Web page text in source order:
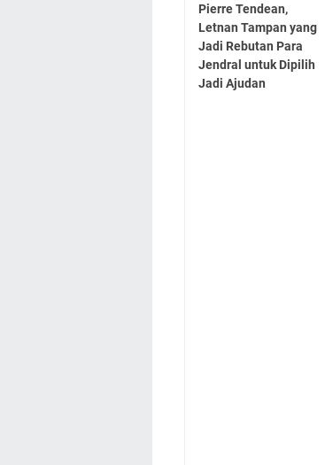
Pierre Tendean,
Letnan Tampan yang
Jadi Rebutan Para
Jendral untuk Dipilih
Jadi Ajudan